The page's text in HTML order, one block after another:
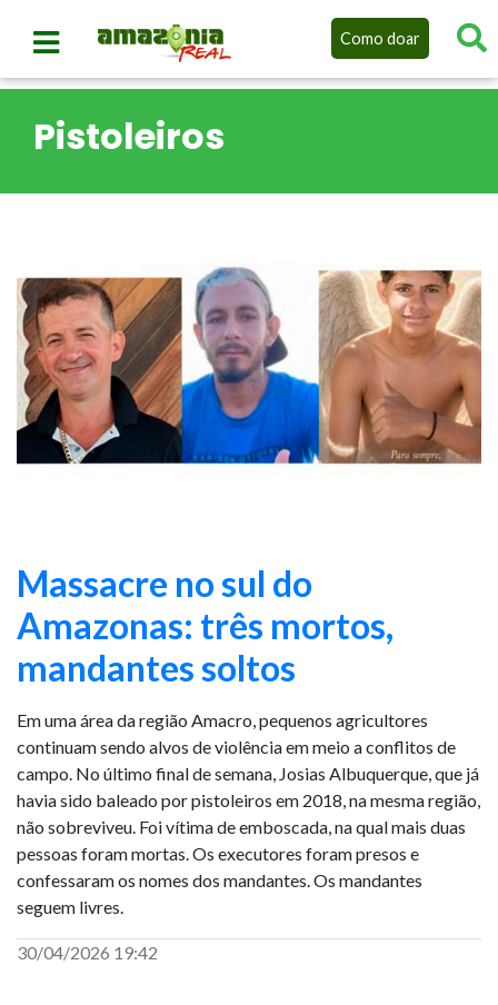
Como doar
Pistoleiros
Massacre no sul do
Amazonas: três mortos,
mandantes soltos
Em uma área da região Amacro, pequenos agricultores
continuam sendo alvos de violência em meio a conflitos de
campo. No último final de semana, Josias Albuquerque, que já
havia sido baleado por pistoleiros em 2018, na mesma região,
não sobreviveu. Foi vítima de emboscada, na qual mais duas
pessoas foram mortas. Os executores foram presos e
confessaram os nomes dos mandantes. Os mandantes
seguem livres.
30/04/2026 19:42